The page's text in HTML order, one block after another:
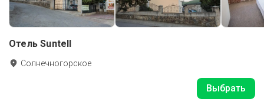
Отель Suntell
Солнечногорское
Выбрать